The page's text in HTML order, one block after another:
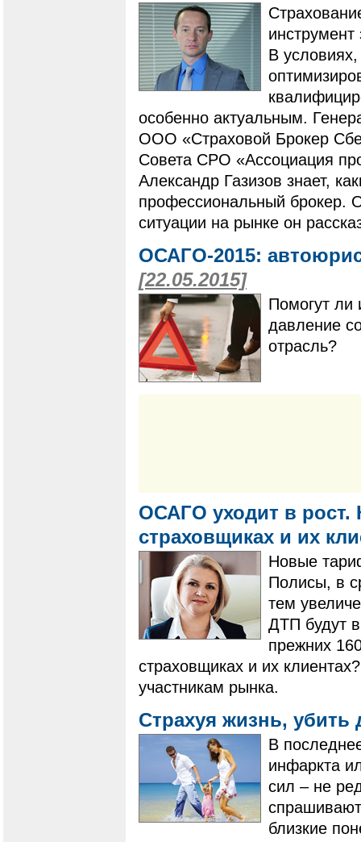
В
особенно актуальным.
ООО «Страховой Брокер
Совета СРО «Ассоциация
Александр Газизов знает,
профессиональный брокер.
ситуации на рынке он
ОСАГО-2015:
[22.05.2015]
Помогут ли
давление
отрасль?
ОСАГО уходит в рост.
страховщиках и их
Новые
Полисы, в
тем
ДТП будут
прежних
страховщиках и их
участникам рынка.
Страхуя жизнь, убить
В
инфаркта
сил – не
близкие